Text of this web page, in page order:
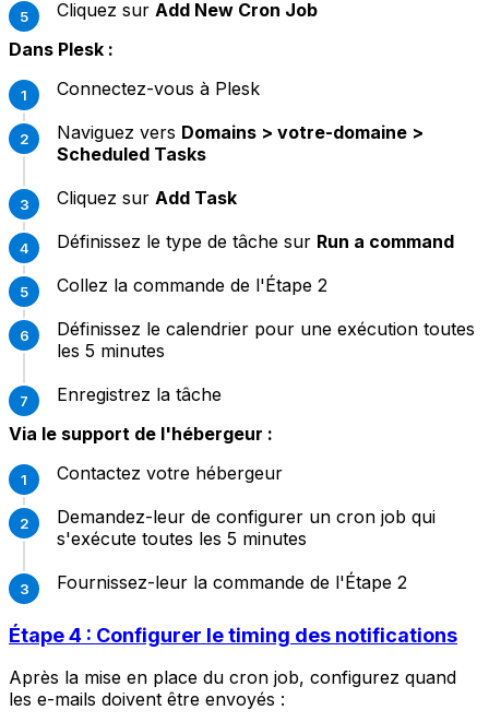
Cliquez sur Add New Cron Job
Dans Plesk :
Connectez-vous à Plesk
Naviguez vers Domains > votre-domaine >
Scheduled Tasks
Cliquez sur Add Task
Définissez le type de tâche sur Run a command
Collez la commande de l'Étape 2
Définissez le calendrier pour une exécution toutes
les 5 minutes
Enregistrez la tâche
Via le support de l'hébergeur :
Contactez votre hébergeur
Demandez-leur de configurer un cron job qui
s'exécute toutes les 5 minutes
Fournissez-leur la commande de l'Étape 2
Étape 4 : Configurer le timing des notifications
Après la mise en place du cron job, configurez quand
les e-mails doivent être envoyés :